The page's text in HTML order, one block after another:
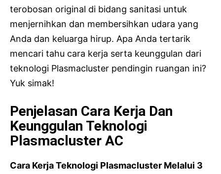
terobosan original di bidang sanitasi untuk
menjernihkan dan membersihkan udara yang
Anda dan keluarga hirup. Apa Anda tertarik
mencari tahu cara kerja serta keunggulan dari
teknologi Plasmacluster pendingin ruangan ini?
Yuk simak!
Penjelasan Cara Kerja Dan
Keunggulan Teknologi
Plasmacluster AC
Cara Kerja Teknologi Plasmacluster Melalui 3